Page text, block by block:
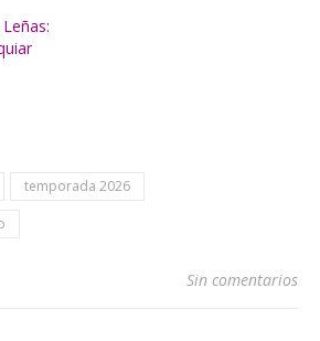
temporada 2026
Sin comentarios